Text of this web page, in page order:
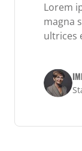
Lorem
magna
ultrices